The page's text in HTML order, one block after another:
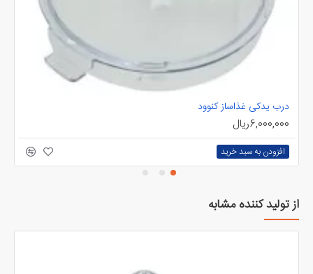
درب یدکی غذاساز کنوود
6,000,000ریال
افزودن به سبد خرید
از تولید کننده مشابه